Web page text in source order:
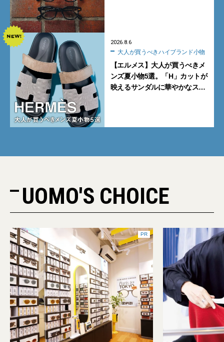
2026.8.6
大人が買うべきハイブランド小物
【エルメス】大人が買うべきメ
ンズ夏小物5選。「H」カットが
映えるサンダルに華やかなス
UOMO'S CHOICE